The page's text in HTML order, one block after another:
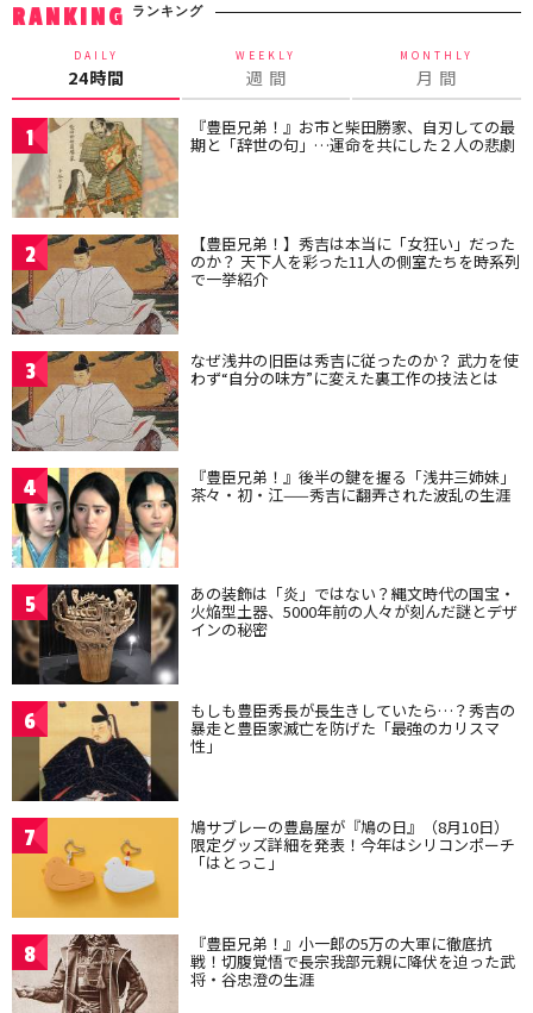
RANKING ランキング
DAILY
24時間
WEEKLY
週 間
MONTHLY
月 間
1 『豊臣兄弟！』お市と柴田勝家、自刃しての最
期と「辞世の句」…運命を共にした２人の悲劇
2 【豊臣兄弟！】秀吉は本当に「女狂い」だった
のか？ 天下人を彩った11人の側室たちを時系列
で一挙紹介
3 なぜ浅井の旧臣は秀吉に従ったのか？ 武力を使
わず“自分の味方”に変えた裏工作の技法とは
4 『豊臣兄弟！』後半の鍵を握る「浅井三姉妹」
茶々・初・江——秀吉に翻弄された波乱の生涯
5 あの装飾は「炎」ではない？縄文時代の国宝・
火焔型土器、5000年前の人々が刻んだ謎とデザ
インの秘密
6 もしも豊臣秀長が長生きしていたら…？秀吉の
暴走と豊臣家滅亡を防げた「最強のカリスマ
性」
7 鳩サブレーの豊島屋が『鳩の日』（8月10日）
限定グッズ詳細を発表！今年はシリコンポーチ
「はとっこ」
8 『豊臣兄弟！』小一郎の5万の大軍に徹底抗
戦！切腹覚悟で長宗我部元親に降伏を迫った武
将・谷忠澄の生涯